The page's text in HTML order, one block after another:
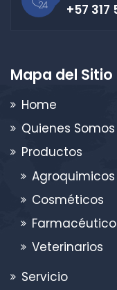
+57 317
Mapa del Sitio
Home
Quienes Somos
Productos
Agroquimicos
Cosméticos
Farmacéutico
Veterinarios
Servicio